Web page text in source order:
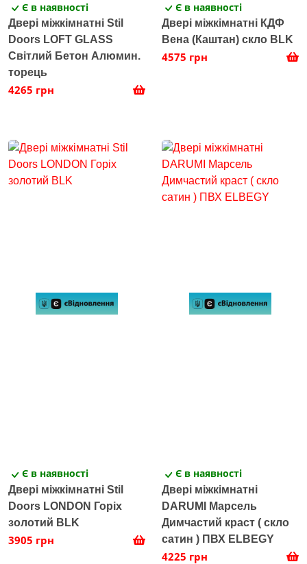
Є в наявності
Двері міжкімнатні Stil
Doors LOFT GLASS
Світлий Бетон Алюмин.
торець
4265 грн
Є в наявності
Двері міжкімнатні КДФ
Вена (Каштан) скло BLK
4575 грн
Є в наявності
Двері міжкімнатні Stil
Doors LONDON Горіх
золотий BLK
3905 грн
Є в наявності
Двері міжкімнатні
DARUMI Марсель
Димчастий краст ( скло
сатин ) ПВХ ELBEGY
4225 грн